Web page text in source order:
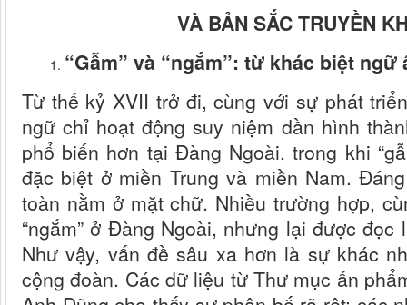
VÀ BẢN SẮC TRUYỀN
“Gẫm” và “ngắm”: từ khác biệt
Từ thế kỷ XVII trở đi, cùng với sự phát
ngữ chỉ hoạt động suy niệm dần hình
phổ biến hơn tại Đàng Ngoài, trong khi
đặc biệt ở miền Trung và miền Nam.
toàn nằm ở mặt chữ. Nhiều trường hợp,
“ngắm” ở Đàng Ngoài, nhưng lại được đọc
Như vậy, vấn đề sâu xa hơn là sự khác
cộng đoàn. Các dữ liệu từ Thư mục ấn